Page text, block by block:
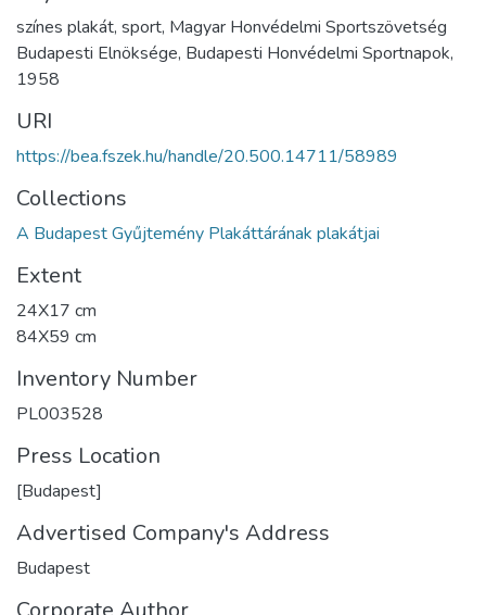
színes plakát, sport, Magyar Honvédelmi Sportszövetség
Budapesti Elnöksége, Budapesti Honvédelmi Sportnapok,
1958
URI
https://bea.fszek.hu/handle/20.500.14711/58989
Collections
A Budapest Gyűjtemény Plakáttárának plakátjai
Extent
24X17 cm
84X59 cm
Inventory Number
PL003528
Press Location
[Budapest]
Advertised Company's Address
Budapest